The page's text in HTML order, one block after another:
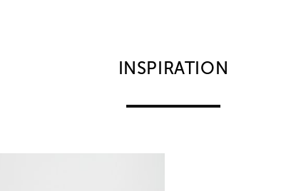
INSPIRATION